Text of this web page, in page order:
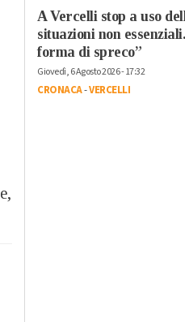
A Vercelli stop a uso
situazioni non
forma di spreco”
Giovedì, 6 Agosto 2026 - 17:32
CRONACA-VERCELLI